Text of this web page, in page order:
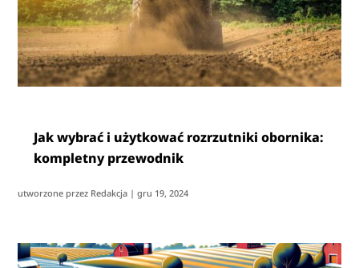
Jak wybrać i użytkować rozrzutniki obornika:
kompletny przewodnik
utworzone przez Redakcja |gru 19, 2024